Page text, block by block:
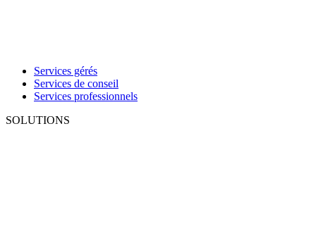
Services gérés
Services de conseil
Services professionnels
SOLUTIONS